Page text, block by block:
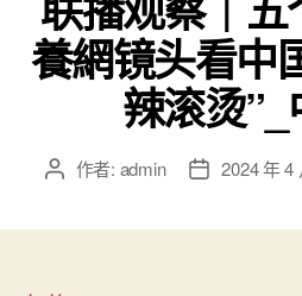
養網镜头看中
辣滚烫
文 作者: admin
文 2024 年 4